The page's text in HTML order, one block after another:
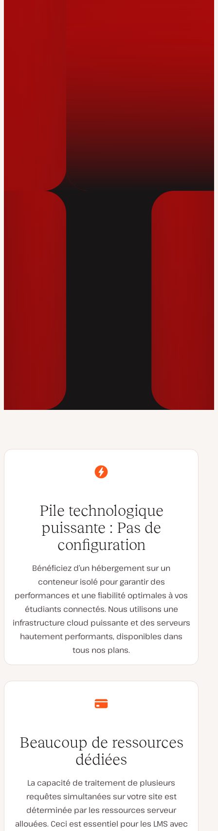
Pile technologique
puissante : Pas de
configuration
Bénéficiez d’un hébergement sur un
conteneur isolé pour garantir des
performances et une fiabilité optimales à vos
étudiants connectés. Nous utilisons une
infrastructure cloud puissante et des serveurs
hautement performants, disponibles dans
tous nos plans.
Beaucoup de ressources
dédiées
La capacité de traitement de plusieurs
requêtes simultanées sur votre site est
déterminée par les ressources serveur
allouées. Ceci est essentiel pour les LMS avec